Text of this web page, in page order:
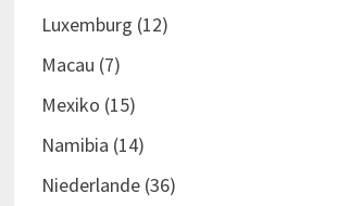
Luxemburg (12)
Macau (7)
Mexiko (15)
Namibia (14)
Niederlande(36)